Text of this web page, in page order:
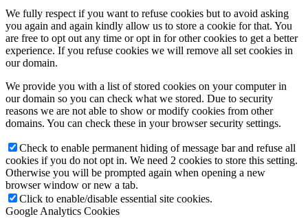
We fully respect if you want to refuse cookies but to avoid asking
you again and again kindly allow us to store a cookie for that. You
are free to opt out any time or opt in for other cookies to get a better
experience. If you refuse cookies we will remove all set cookies in
our domain.
We provide you with a list of stored cookies on your computer in
our domain so you can check what we stored. Due to security
reasons we are not able to show or modify cookies from other
domains. You can check these in your browser security settings.
Check to enable permanent hiding of message bar and refuse all
cookies if you do not opt in. We need 2 cookies to store this setting.
Otherwise you will be prompted again when opening a new
browser window or new a tab.
Click to enable/disable essential site cookies.
Google Analytics Cookies